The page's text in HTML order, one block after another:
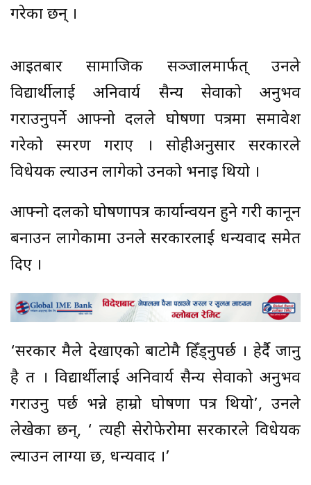
गरेका छन् ।
आइतबार सामाजिक सञ्जालमार्फत् उनले
विद्यार्थीलाई अनिवार्य सैन्य सेवाको अनुभव
गराउनुपर्ने आफ्नो दलले घोषणा पत्रमा समावेश
गरेको स्मरण गराए । सोहीअनुसार सरकारले
विधेयक ल्याउन लागेको उनको भनाइ थियो ।
आफ्नो दलको घोषणापत्र कार्यान्वयन हुने गरी कानून
बनाउन लागेकामा उनले सरकारलाई धन्यवाद समेत
दिए ।
‘सरकार मैले देखाएको बाटोमै हिँड्नुपर्छ । हेर्दै जानु
है त । विद्यार्थीलाई अनिवार्य सैन्य सेवाको अनुभव
गराउनु पर्छ भन्ने हाम्रो घोषणा पत्र थियो’, उनले
लेखेका छन्, ‘ त्यही सेरोफेरोमा सरकारले विधेयक
ल्याउन लाग्या छ, धन्यवाद ।’